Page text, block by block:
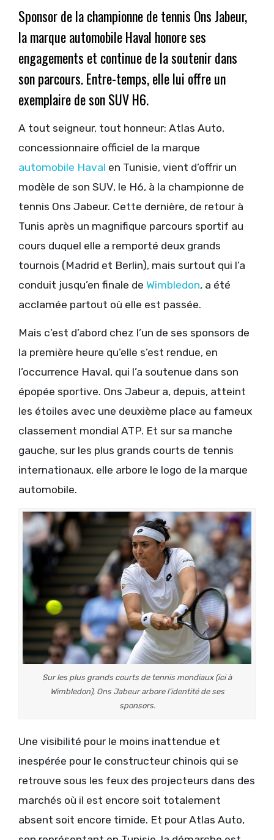
Sponsor de la championne de tennis Ons Jabeur,
la marque automobile Haval honore ses
engagements et continue de la soutenir dans
son parcours. Entre-temps, elle lui offre un
exemplaire de son SUV H6.
A tout seigneur, tout honneur: Atlas Auto,
concessionnaire officiel de la marque
automobile Haval en Tunisie, vient d’offrir un
modèle de son SUV, le H6, à la championne de
tennis Ons Jabeur. Cette dernière, de retour à
Tunis après un magnifique parcours sportif au
cours duquel elle a remporté deux grands
tournois (Madrid et Berlin), mais surtout qui l’a
conduit jusqu’en finale de Wimbledon, a été
acclamée partout où elle est passée.
Mais c’est d’abord chez l’un de ses sponsors de
la première heure qu’elle s’est rendue, en
l’occurrence Haval, qui l’a soutenue dans son
épopée sportive. Ons Jabeur a, depuis, atteint
les étoiles avec une deuxième place au fameux
classement mondial ATP. Et sur sa manche
gauche, sur les plus grands courts de tennis
internationaux, elle arbore le logo de la marque
automobile.
Sur les plus grands courts de tennis mondiaux (ici à
Wimbledon), Ons Jabeur arbore l’identité de ses
sponsors.
Une visibilité pour le moins inattendue et
inespérée pour le constructeur chinois qui se
retrouve sous les feux des projecteurs dans des
marchés où il est encore soit totalement
absent soit encore timide. Et pour Atlas Auto,